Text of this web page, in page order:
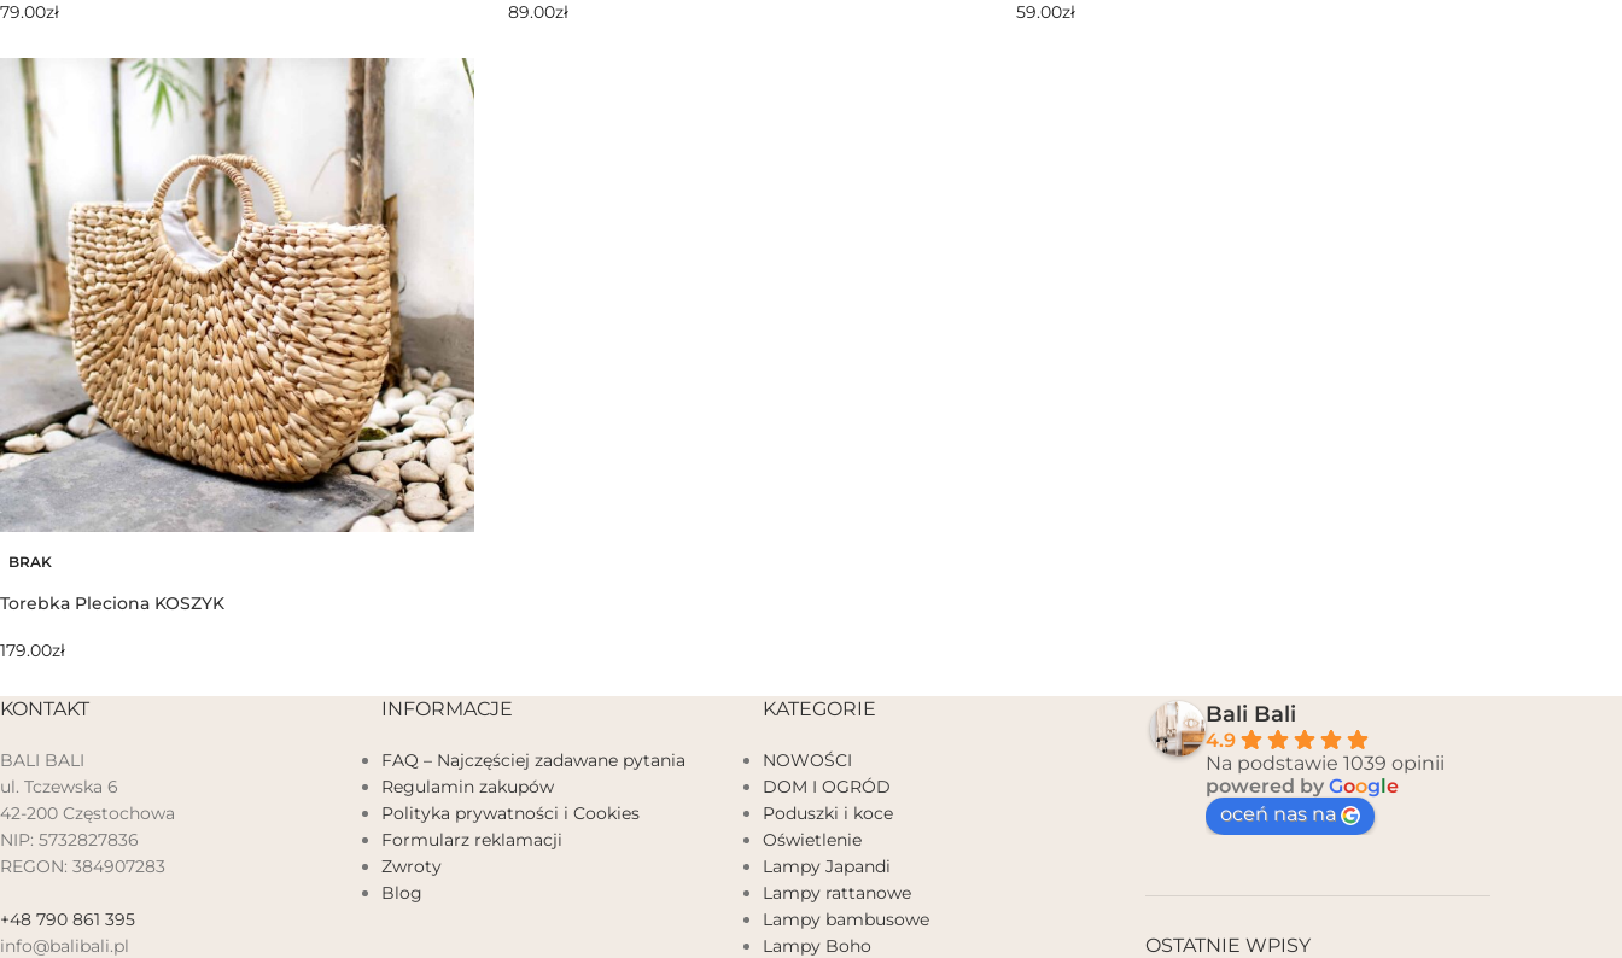
79.00zł 89.00zł 59.00zł
BRAK
Torebka Pleciona KOSZYK
179.00zł
KONTAKT
BALI BALI
ul. Tczewska 6
42-200 Częstochowa
NIP: 5732827836
REGON: 384907283
+48 790 861 395
info@balibali.pl
INFORMACJE
FAQ – Najczęściej zadawane pytania
Regulamin zakupów
Polityka prywatności i Cookies
Formularz reklamacji
Zwroty
Blog
KATEGORIE
NOWOŚCI
DOM I OGRÓD
Poduszki i koce
Oświetlenie
Lampy Japandi
Lampy rattanowe
Lampy bambusowe
Lampy Boho
Bali Bali
4.9
Na podstawie 1039 opinii
powered by Google
oceń nas na
OSTATNIE WPISY